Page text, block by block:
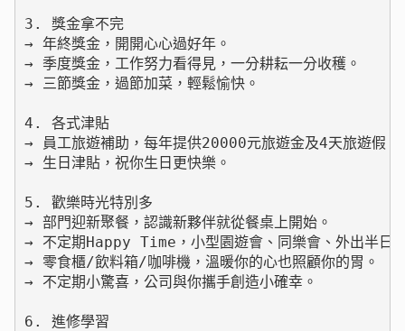
3. 獎金拿不完
→ 年終獎金，開開心心過好年。
→ 季度獎金，工作努力看得見，一分耕耘一分收穫。
→ 三節獎金，過節加菜，輕鬆愉快。
4. 各式津貼
→ 員工旅遊補助，每年提供20000元旅遊金及4天旅遊假，
→ 生日津貼，祝你生日更快樂。
5. 歡樂時光特別多
→ 部門迎新聚餐，認識新夥伴就從餐桌上開始。
→ 不定期Happy Time，小型園遊會、同樂會、外出半日
→ 零食櫃/飲料箱/咖啡機，溫暖你的心也照顧你的胃。
→ 不定期小驚喜，公司與你攜手創造小確幸。
6. 進修學習